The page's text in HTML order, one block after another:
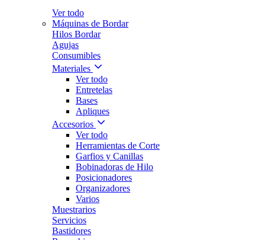
Ver todo
Máquinas de Bordar
Hilos Bordar
Agujas
Consumibles
Materiales
Ver todo
Entretelas
Bases
Apliques
Accesorios
Ver todo
Herramientas de Corte
Garfios y Canillas
Bobinadoras de Hilo
Posicionadores
Organizadores
Varios
Muestrarios
Servicios
Bastidores